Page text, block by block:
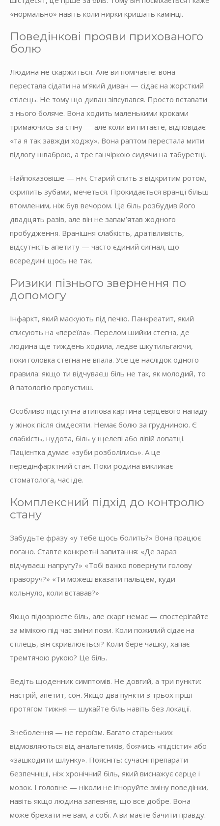
«нормально» навіть коли нирки кришать камінці.
Поведінкові прояви прихованого
болю
Людина не скаржиться. Але ви помічаєте: вона
перестала сідати на м’який диван — сідає на жорсткий
стілець. Не тому що диван зіпсувався. Просто вставати
з нього боляче. Вона ходить маленькими кроками
тримаючись за стіну — але коли ви питаєте, відповідає:
«та я так завжди ходжу». Вона раптом перестала мити
підлогу шваброю, а тре ганчіркою сидячи на табуретці.
Найпоказовіше — ніч. Старий спить з відкритим ротом,
скрипить зубами, мечеться. Прокидається вранці більш
втомленим, ніж був вечором. Це біль розбудив його
двадцять разів, але він не запам’ятав жодного
пробудження. Вранішня слабкість, дратівливість,
відсутність апетиту — часто єдиний сигнал, що
всередині щось не так.
Ризики пізнього звернення по
допомогу
Інфаркт, який маскують під печію. Панкреатит, який
списують на «переїла». Перелом шийки стегна, де
людина ще тиждень ходила, ледве шкутильгаючи,
поки головка стегна не впала. Усе це наслідок одного
правила: якщо ти відчуваєш біль не так, як молодий, то
й патологію пропустиш.
Особливо підступна атипова картина серцевого нападу
у жінок після сімдесяти. Немає болю за грудниною. Є
слабкість, нудота, біль у щелепі або лівій лопатці.
Пацієнтка думає: «зуби розболілись». А це
передінфарктний стан. Поки родина викликає
стоматолога, час іде.
Комплексний підхід до контролю
стану
Забудьте фразу «у тебе щось болить?» Вона працює
погано. Ставте конкретні запитання: «Де зараз
відчуваєш напругу?» «Тобі важко повернути голову
праворуч?» «Ти можеш вказати пальцем, куди
кольнуло, коли вставав?»
Якщо підозрюєте біль, але скарг немає — спостерігайте
за мімікою під час зміни пози. Коли пожилий сідає на
стілець, він скривлюється? Коли бере чашку, хапає
тремтячою рукою? Це біль.
Ведіть щоденник симптомів. Не довгий, а три пункти:
настрій, апетит, сон. Якщо два пункти з трьох гірші
протягом тижня — шукайте біль навіть без локації.
Знеболення — не героїзм. Багато стареньких
відмовляються від анальгетиків, боячись «підсісти» або
«зашкодити шлунку». Поясніть: сучасні препарати
безпечніші, ніж хронічний біль, який виснажує серце і
мозок. І головне — ніколи не ігноруйте зміну поведінки,
навіть якщо людина запевняє, що все добре. Вона
може брехати не вам, а собі. А ви маєте бачити правду.